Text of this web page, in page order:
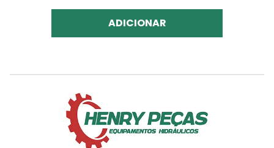
ADICIONAR